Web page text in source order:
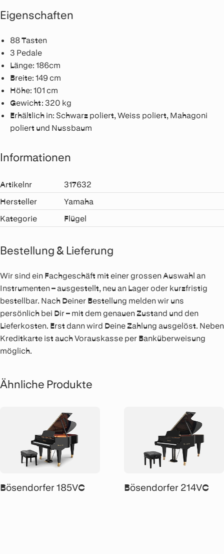
Eigenschaften
88 Tasten
3 Pedale
Länge: 186cm
Breite: 149 cm
Höhe: 101 cm
Gewicht: 320 kg
Erhältlich in: Schwarz poliert, Weiss poliert, Mahagoni
poliert und Nussbaum
Informationen
Artikelnr
317632
Hersteller
Yamaha
Kategorie
Flügel
Bestellung & Lieferung
Wir sind ein Fachgeschäft mit einer grossen Auswahl an
Instrumenten – ausgestellt, neu an Lager oder kurzfristig
bestellbar. Nach Deiner Bestellung melden wir uns
persönlich bei Dir – mit dem genauen Zustand und den
Lieferkosten. Erst dann wird Deine Zahlung ausgelöst. Neben
Kreditkarte ist auch Vorauskasse per Banküberweisung
möglich.
Ähnliche Produkte
Bösendorfer 185VC Bösendorfer 214VC